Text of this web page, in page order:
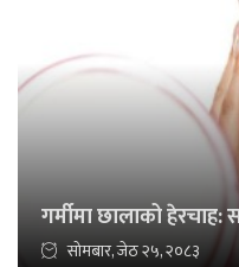
गर्मीमा छालाको हेरचाह:
सोमबार, जेठ २५, २०८३